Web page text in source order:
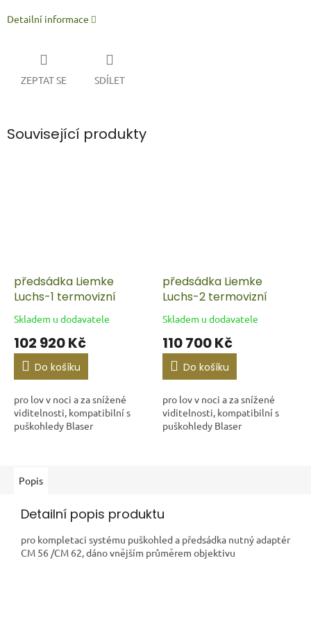
Detailní informace
ZEPTAT SE SDÍLET
Související produkty
předsádka Liemke
Luchs-1 termovizní
Skladem u dodavatele
102 920 Kč
Do košíku
pro lov v noci a za snížené
viditelnosti, kompatibilní s
puškohledy Blaser
předsádka Liemke
Luchs-2 termovizní
Skladem u dodavatele
110 700 Kč
Do košíku
pro lov v noci a za snížené
viditelnosti, kompatibilní s
puškohledy Blaser
Popis
Detailní popis produktu
pro kompletaci systému puškohled a předsádka nutný adaptér
CM 56 /CM 62, dáno vnějším průměrem objektivu